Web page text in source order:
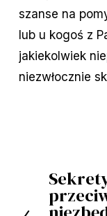
szanse na
lub u kogoś z
jakiekolwiek
niezwłocznie
P
o